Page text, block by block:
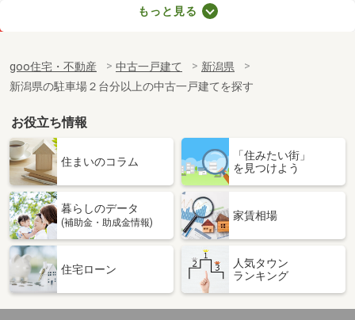
建物面積 127.79m²
土地面積 213.51m²
新潟県新潟市西区木場
価 格
1,400万円
新潟県新潟市西区木場
建物面積 140.42m²
土地面積
195.55m²
新潟県新潟市南区犬帰新田
1,250万円
住 所
新潟県新潟市南区犬帰新田
建物面積 116.78m²
もっと見る
goo住宅・不動産 中古一戸建て
新潟県
新潟県の駐車場２台分以上の中古一戸建てを探す
お役立ち情報
住まいのコラム
「住みたい街」
を見つけよう
暮らしのデータ
(補助金・助成金情報)
家賃相場
住宅ローン
人気タウン
ランキング